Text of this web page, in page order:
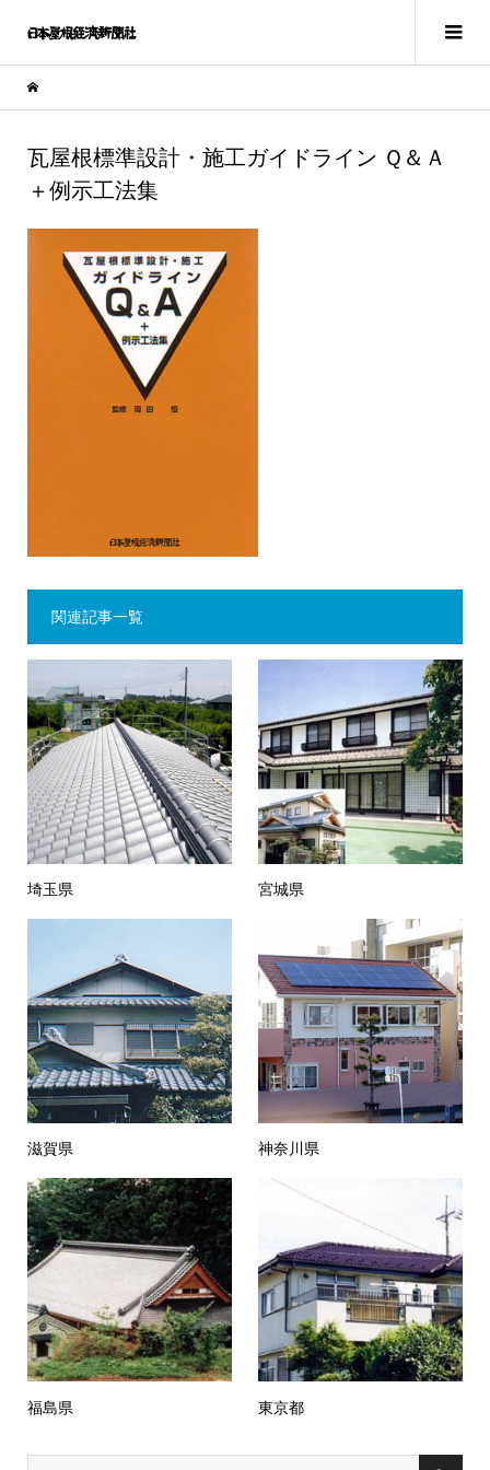
瓦屋根標準設計・施工ガイドライン Ｑ＆Ａ
＋例示工法集
関連記事一覧
埼玉県 宮城県
滋賀県 神奈川県
福島県 東京都